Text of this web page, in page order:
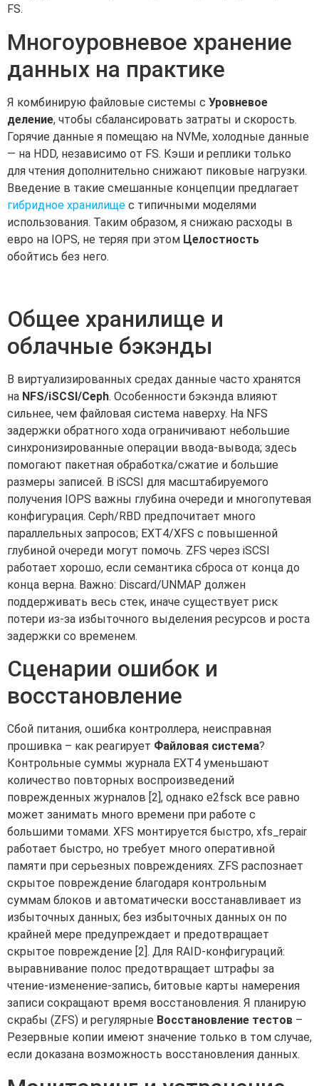
FS.
Многоуровневое хранение
данных на практике
Я комбинирую файловые системы с Уровневое
деление, чтобы сбалансировать затраты и скорость.
Горячие данные я помещаю на NVMe, холодные данные
— на HDD, независимо от FS. Кэши и реплики только
для чтения дополнительно снижают пиковые нагрузки.
Введение в такие смешанные концепции предлагает
гибридное хранилище с типичными моделями
использования. Таким образом, я снижаю расходы в
евро на IOPS, не теряя при этом Целостность
обойтись без него.
Общее хранилище и
облачные бэкэнды
В виртуализированных средах данные часто хранятся
на NFS/iSCSI/Ceph. Особенности бэкэнда влияют
сильнее, чем файловая система наверху. На NFS
задержки обратного хода ограничивают небольшие
синхронизированные операции ввода-вывода; здесь
помогают пакетная обработка/сжатие и большие
размеры записей. В iSCSI для масштабируемого
получения IOPS важны глубина очереди и многопутевая
конфигурация. Ceph/RBD предпочитает много
параллельных запросов; EXT4/XFS с повышенной
глубиной очереди могут помочь. ZFS через iSCSI
работает хорошо, если семантика сброса от конца до
конца верна. Важно: Discard/UNMAP должен
поддерживать весь стек, иначе существует риск
потери из-за избыточного выделения ресурсов и роста
задержки со временем.
Сценарии ошибок и
восстановление
Сбой питания, ошибка контроллера, неисправная
прошивка – как реагирует Файловая система?
Контрольные суммы журнала EXT4 уменьшают
количество повторных воспроизведений
поврежденных журналов [2], однако e2fsck все равно
может занимать много времени при работе с
большими томами. XFS монтируется быстро, xfs_repair
работает быстро, но требует много оперативной
памяти при серьезных повреждениях. ZFS распознает
скрытое повреждение благодаря контрольным
суммам блоков и автоматически восстанавливает из
избыточных данных; без избыточных данных он по
крайней мере предупреждает и предотвращает
скрытое повреждение [2]. Для RAID-конфигураций:
выравнивание полос предотвращает штрафы за
чтение-изменение-запись, битовые карты намерения
записи сокращают время восстановления. Я планирую
скрабы (ZFS) и регулярные Восстановление тестов –
Резервные копии имеют значение только в том случае,
если доказана возможность восстановления данных.